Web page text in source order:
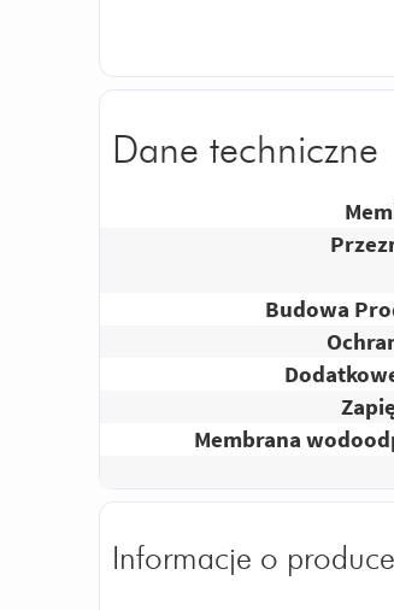
Dane techniczne
Budowa
Membrana
Informacje o